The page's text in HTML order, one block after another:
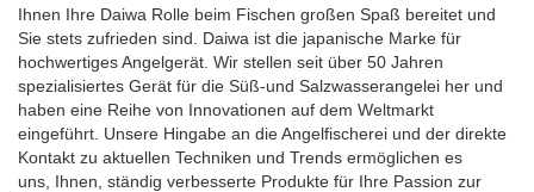
Ihnen Ihre Daiwa Rolle beim Fischen großen Spaß bereitet und
Sie stets zufrieden sind. Daiwa ist die japanische Marke für
hochwertiges Angelgerät. Wir stellen seit über 50 Jahren
spezialisiertes Gerät für die Süß-und Salzwasserangelei her und
haben eine Reihe von Innovationen auf dem Weltmarkt
eingeführt. Unsere Hingabe an die Angelfischerei und der direkte
Kontakt zu aktuellen Techniken und Trends ermöglichen es
uns, Ihnen, ständig verbesserte Produkte für Ihre Passion zur